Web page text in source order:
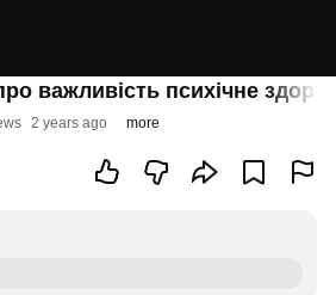
важливість психічне
2 years ago more